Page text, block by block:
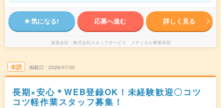
気になる! 応募へ進む 詳しく見る
派遣会社 株式会社スタッフサービス メディカル事業本部
未読 掲載日 2026/07/30
長期×安心＊WEB登録OK！未経験歓迎〇コツ
コツ軽作業スタッフ募集！